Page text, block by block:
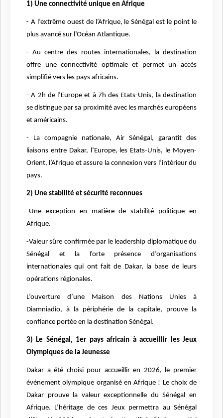
1) Une connectivité unique en Afrique
- A l’extrême ouest de l’Afrique, le Sénégal est le point le
plus avancé sur l’Océan Atlantique.
- Au centre des routes internationales, la destination
offre une connectivité optimale et permet un accès
simplifié vers les pays africains.
- A 2h de l’Europe et à 7h des Etats-Unis, la destination
se distingue par sa proximité avec les marchés européens
et américains.
- La compagnie nationale, Air Sénégal, garantit des
liaisons entre Dakar, l’Europe, les Etats-Unis, le Moyen-
Orient, l’Afrique et assure la connexion vers l’intérieur du
pays.
2) Une stabilité et sécurité reconnues
-Une exception en matière de stabilité politique en
Afrique.
-Valeur sûre confirmée par le leadership diplomatique du
Sénégal et la forte présence d’organisations
internationales qui ont fait de Dakar, la base de leurs
opérations régionales.
L’ouverture d’une Maison des Nations Unies à
Diamniadio, à la périphérie de la capitale, prouve la
confiance portée en la destination Sénégal.
3) Le Sénégal, 1er pays africain à accueillir les Jeux
Olympiques de la Jeunesse
Dakar a été choisi pour accueillir en 2026, le premier
événement olympique organisé en Afrique ! Le choix de
Dakar prouve la valeur exceptionnelle du Sénégal en
Afrique. L’héritage de ces Jeux permettra au Sénégal